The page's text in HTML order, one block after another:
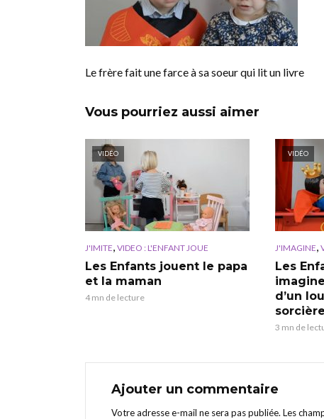
Le frère fait une farce à sa soeur qui lit un livre
Vous pourriez aussi aimer
VIDÉO
J'IMITE, VIDEO : L'ENFANT JOUE
Les Enfants jouent le papa
et la maman
4 mn de lecture
VIDÉO
J'IMAGINE,
Les
d’un
sorcière
3 mn de
Ajouter un commentaire
Votre adresse e-mail ne sera pas publiée. Les